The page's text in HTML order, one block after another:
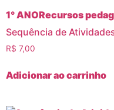
1° ANORecursos
Sequência de
R$ 7,00
Adicionar ao carrinho